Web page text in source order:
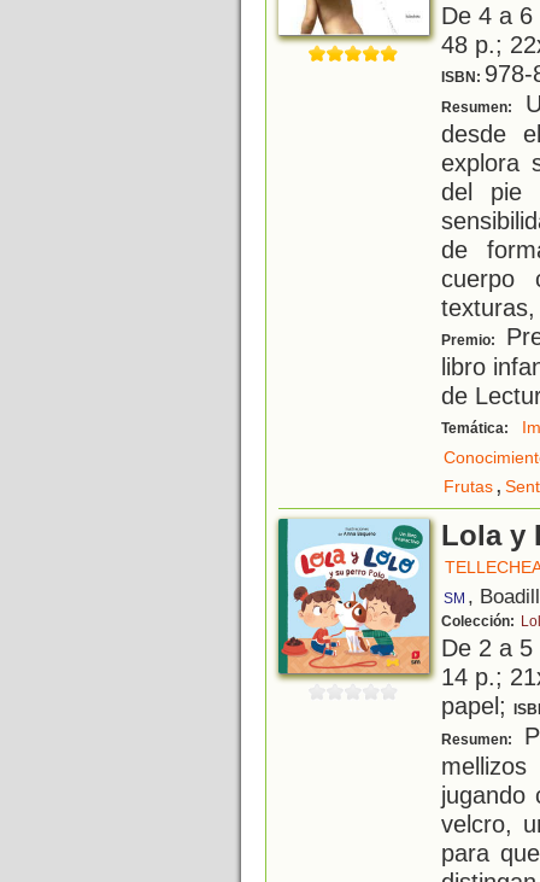
De 4 a
48 p.;
ISBN: 978-
Resumen:
desde
explora
del pie
de
cuerpo
Premio:
libro
de
Temática:
Frutas,
Lola y
SM ,
Colección:
De 2 a
14 p.;
papel;
Resumen:
jugando
velcro,
para